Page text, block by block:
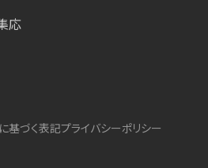
応
基づく表記プライバシーポリシー